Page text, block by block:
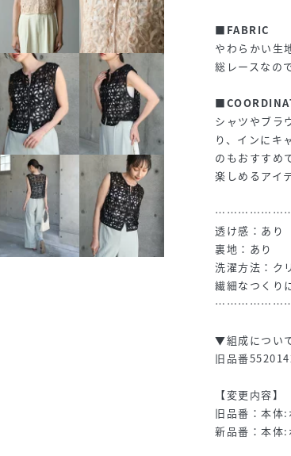
■FABRIC
やわらかい生
総レースなの
シャツやブラ
り、インにキ
のもおすすめ
楽しめるアイ
透け感：あり
裏地：あり
洗濯方法：ク
繊細なつくり
▼組成につい
旧品番
【変更内容】
旧品番：本
新品番：本体